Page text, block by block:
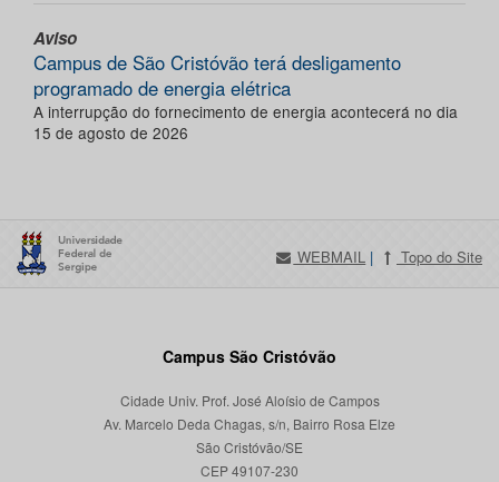
Aviso
Campus de São Cristóvão terá desligamento
programado de energia elétrica
A interrupção do fornecimento de energia acontecerá no dia
15 de agosto de 2026
WEBMAIL | Topo do Site
Campus São Cristóvão
Cidade Univ. Prof. José Aloísio de Campos
Av. Marcelo Deda Chagas, s/n, Bairro Rosa Elze
São Cristóvão/SE
CEP 49107-230